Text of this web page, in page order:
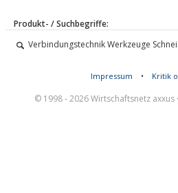
Produkt- / Suchbegriffe:
Verbindungstechnik Werkzeuge
Impressum • Kritik
© 1998 - 2026 Wirtschaftsnetz axxus